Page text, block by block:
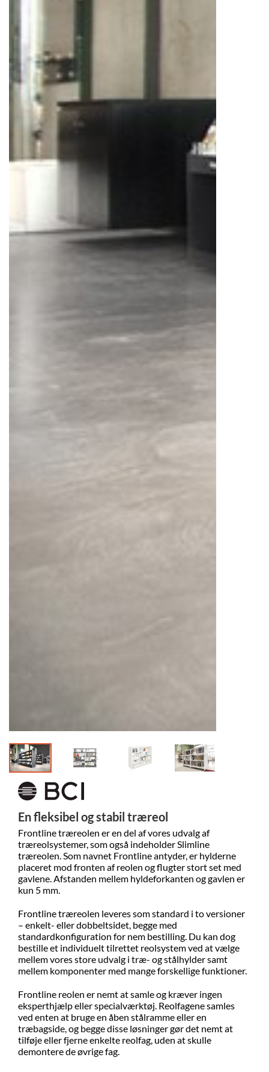
En fleksibel og stabil træreol
Frontline træreolen er en del af vores udvalg af
træreolsystemer, som også indeholder Slimline
træreolen. Som navnet Frontline antyder, er hylderne
placeret mod fronten af reolen og flugter stort set med
gavlene. Afstanden mellem hyldeforkanten og gavlen er
kun 5 mm.
Frontline træreolen leveres som standard i to versioner
– enkelt- eller dobbeltsidet, begge med
standardkonfiguration for nem bestilling. Du kan dog
bestille et individuelt tilrettet reolsystem ved at vælge
mellem vores store udvalg i træ- og stålhylder samt
mellem komponenter med mange forskellige funktioner.
Frontline reolen er nemt at samle og kræver ingen
eksperthjælp eller specialværktøj. Reolfagene samles
ved enten at bruge en åben stålramme eller en
træbagside, og begge disse løsninger gør det nemt at
tilføje eller fjerne enkelte reolfag, uden at skulle
demontere de øvrige fag.